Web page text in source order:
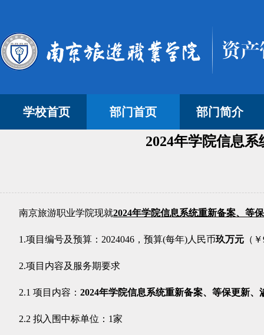
学校首页 部门首页 部门简介
2024年学院信息
南京旅游职业学院现就2024年学院信息系统重新备案、等
1.项目编号及预算：2024046，预算(每年)人民币玖万元 （￥
2.项目内容及服务期要求
2.1 项目内容： 2024年学院信息系统重新备案、等保更新、
2.2 拟入围中标单位：1家